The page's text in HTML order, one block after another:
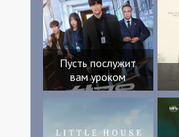
Пусть послужит
вам уроком